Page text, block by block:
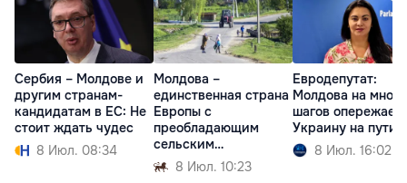
Сербия – Молдове и
другим странам-
кандидатам в ЕС: Не
стоит ждать чудес
8 Июл. 08:34
Молдова –
единственная страна
Европы с
преобладающим
сельским
населением
8 Июл. 10:23
Евродепутат:
Молдова на много
шагов опережает
Украину на пути
8 Июл. 16:02